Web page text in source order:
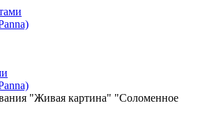
"Живая картина" "Соломенное